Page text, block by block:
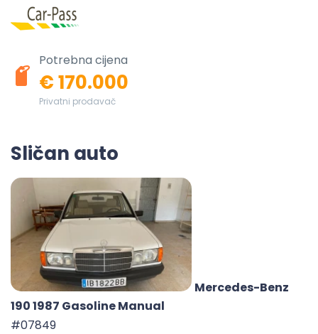
Potrebna cijena
€ 170.000
Privatni prodavač
Sličan auto
Mercedes-Benz
190 1987 Gasoline Manual
#07849